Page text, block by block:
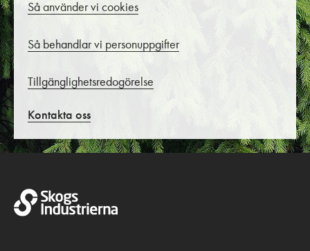
Så använder vi cookies
Så behandlar vi personuppgifter
Tillgänglighetsredogörelse
Kontakta oss